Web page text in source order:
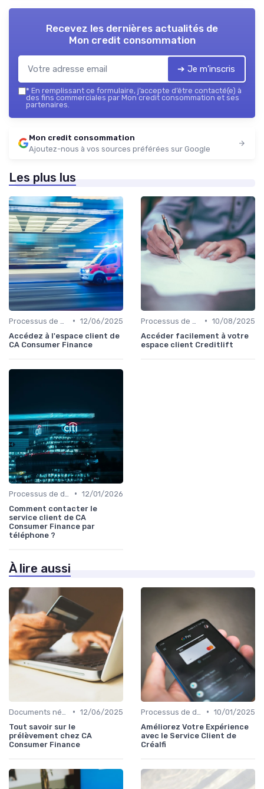
Recevez les dernières actualités de
Mon credit consommation
➔ Je m'inscris
* En remplissant ce formulaire, j’accepte d’être contacté(e) à
des fins commerciales par Mon credit consommation et ses
partenaires.
Mon credit consommation
Ajoutez-nous à vos sources préférées sur Google
Les plus lus
• 12/06/2025
Accédez à l'espace client de
CA Consumer Finance
• 10/08/2025
Accéder facilement à votre
espace client Creditlift
• 12/01/2026
Comment contacter le
service client de CA
Consumer Finance par
téléphone ?
À lire aussi
• 12/06/2025
Tout savoir sur le
prélèvement chez CA
Consumer Finance
• 10/01/2025
Améliorez Votre Expérience
avec le Service Client de
Créalfi